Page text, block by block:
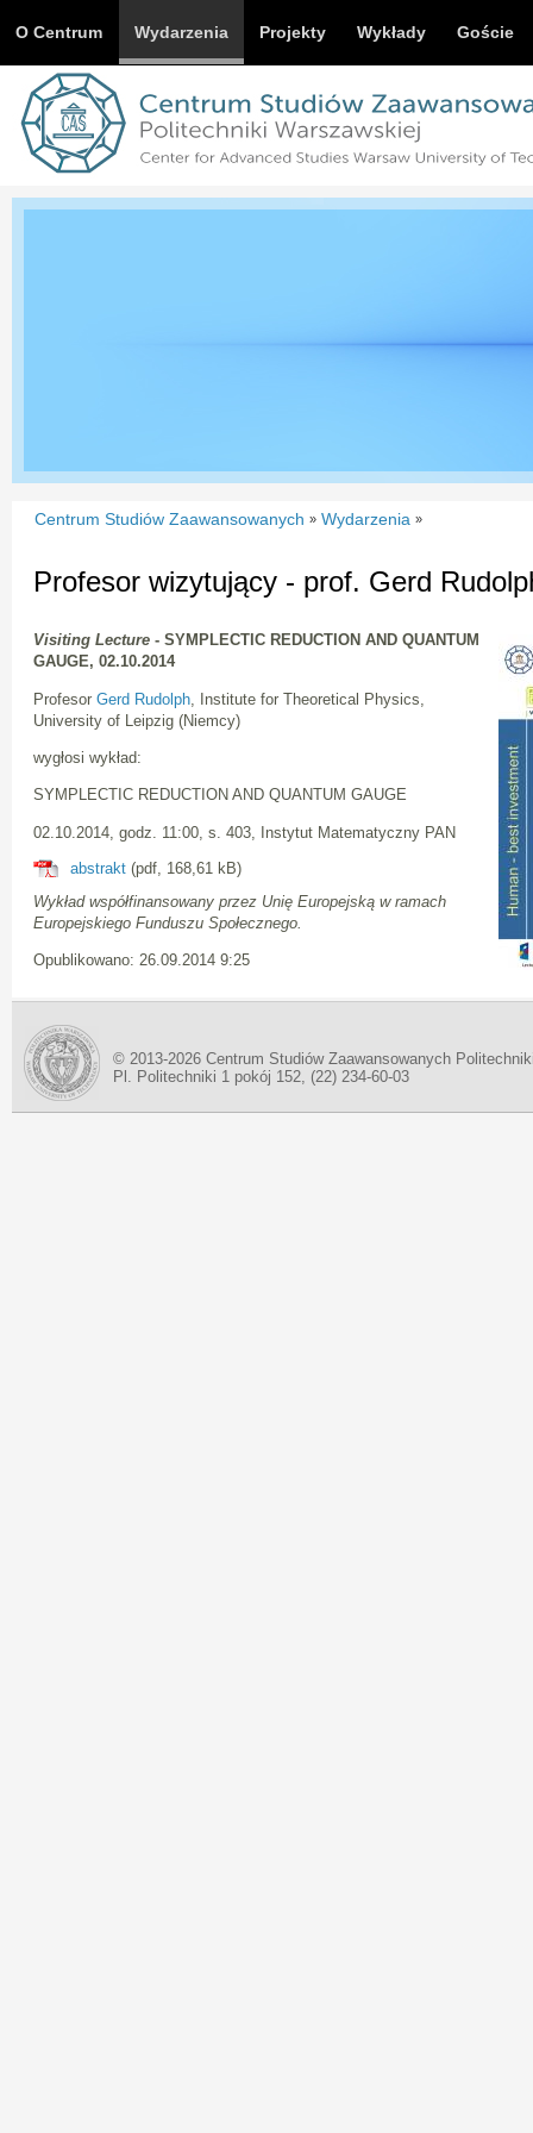
O Centrum Wydarzenia Projekty Wykłady Goście
Centrum Studiów Zaawansowanych » Wydarzenia »
Profesor wizytujący - prof. Gerd
Visiting Lecture - SYMPLECTIC REDUCTION AND QUANTUM
GAUGE, 02.10.2014
Profesor Gerd Rudolph , Institute for Theoretical Physics,
University of Leipzig (Niemcy)
wygłosi wykład:
SYMPLECTIC REDUCTION AND QUANTUM GAUGE
02.10.2014, godz. 11:00, s. 403, Instytut Matematyczny PAN
abstrakt (pdf, 168,61 kB)
Wykład współfinansowany przez Unię Europejską w ramach
Europejskiego Funduszu Społecznego.
Opublikowano: 26.09.2014 9:25
© 2013-2026 Centrum Studiów Zaawansowanych
Pl. Politechniki 1 pokój 152, (22) 234-60-03